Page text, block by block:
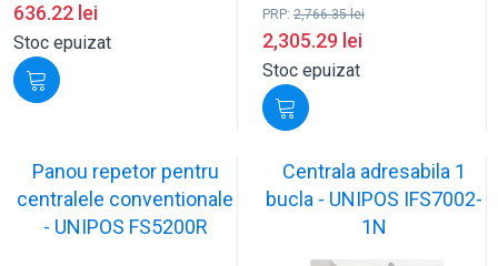
636.22 lei
Stoc epuizat
PRP: 2,766.35lei
2,305.29 lei
Stoc epuizat
Panou repetor pentru
centralele conventionale
- UNIPOS FS5200R
Centrala adresabila 1
bucla - UNIPOS IFS7002-
1N